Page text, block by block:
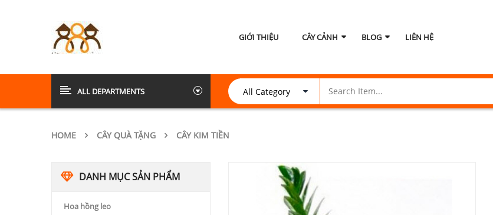
GIỚI THIỆU CÂY CẢNH BLOG LIÊN HỆ
ALL DEPARTMENTS
HOME CÂY QUÀ TẶNG CÂY KIM TIỀN
DANH MỤC SẢN PHẨM
Hoa hồng leo